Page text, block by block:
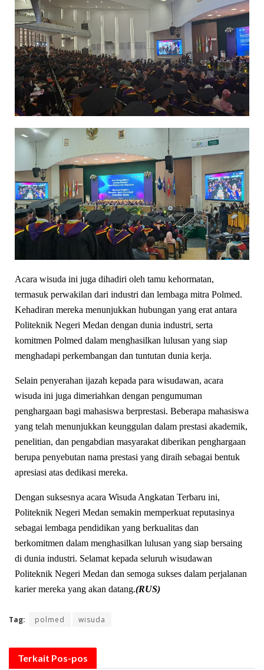
Acara wisuda ini juga dihadiri oleh tamu kehormatan,
termasuk perwakilan dari industri dan lembaga mitra Polmed.
Kehadiran mereka menunjukkan hubungan yang erat antara
Politeknik Negeri Medan dengan dunia industri, serta
komitmen Polmed dalam menghasilkan lulusan yang siap
menghadapi perkembangan dan tuntutan dunia kerja.
Selain penyerahan ijazah kepada para wisudawan, acara
wisuda ini juga dimeriahkan dengan pengumuman
penghargaan bagi mahasiswa berprestasi. Beberapa mahasiswa
yang telah menunjukkan keunggulan dalam prestasi akademik,
penelitian, dan pengabdian masyarakat diberikan penghargaan
berupa penyebutan nama prestasi yang diraih sebagai bentuk
apresiasi atas dedikasi mereka.
Dengan suksesnya acara Wisuda Angkatan Terbaru ini,
Politeknik Negeri Medan semakin memperkuat reputasinya
sebagai lembaga pendidikan yang berkualitas dan
berkomitmen dalam menghasilkan lulusan yang siap bersaing
di dunia industri. Selamat kepada seluruh wisudawan
Politeknik Negeri Medan dan semoga sukses dalam perjalanan
karier mereka yang akan datang.(RUS)
Tag: polmed wisuda
Terkait Pos-pos